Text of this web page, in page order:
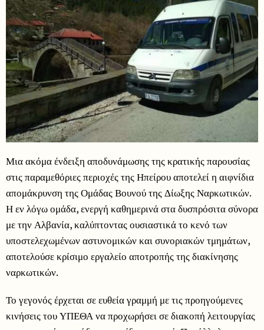
Μια ακόμα ένδειξη αποδυνάμωσης της κρατικής παρουσίας
στις παραμεθόριες περιοχές της Ηπείρου αποτελεί η αιφνίδια
απομάκρυνση της Ομάδας Βουνού της Δίωξης Ναρκωτικών.
Η εν λόγω ομάδα, ενεργή καθημερινά στα δυσπρόσιτα σύνορα
με την Αλβανία, καλύπτοντας ουσιαστικά το κενό των
υποστελεχωμένων αστυνομικών και συνοριακών τμημάτων,
αποτελούσε κρίσιμο εργαλείο αποτροπής της διακίνησης
ναρκωτικών.
Το γεγονός έρχεται σε ευθεία γραμμή με τις προηγούμενες
κινήσεις του ΥΠΕΘΑ να προχωρήσει σε διακοπή λειτουργίας